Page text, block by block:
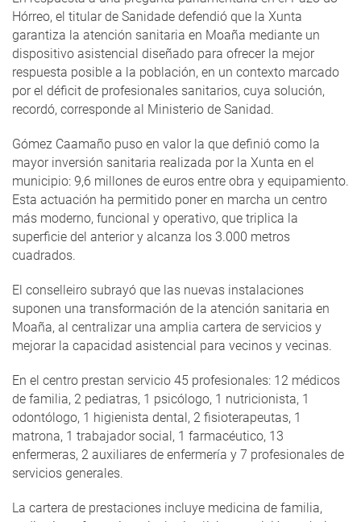
Hórreo, el titular de Sanidade defendió que la Xunta
garantiza la atención sanitaria en Moaña mediante un
dispositivo asistencial diseñado para ofrecer la mejor
respuesta posible a la población, en un contexto marcado
por el déficit de profesionales sanitarios, cuya solución,
recordó, corresponde al Ministerio de Sanidad.
Gómez Caamaño puso en valor la que definió como la
mayor inversión sanitaria realizada por la Xunta en el
municipio: 9,6 millones de euros entre obra y equipamiento.
Esta actuación ha permitido poner en marcha un centro
más moderno, funcional y operativo, que triplica la
superficie del anterior y alcanza los 3.000 metros
cuadrados.
El conselleiro subrayó que las nuevas instalaciones
suponen una transformación de la atención sanitaria en
Moaña, al centralizar una amplia cartera de servicios y
mejorar la capacidad asistencial para vecinos y vecinas.
En el centro prestan servicio 45 profesionales: 12 médicos
de familia, 2 pediatras, 1 psicólogo, 1 nutricionista, 1
odontólogo, 1 higienista dental, 2 fisioterapeutas, 1
matrona, 1 trabajador social, 1 farmacéutico, 13
enfermeras, 2 auxiliares de enfermería y 7 profesionales de
servicios generales.
La cartera de prestaciones incluye medicina de familia,